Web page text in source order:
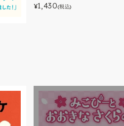
¥1,430(税込)